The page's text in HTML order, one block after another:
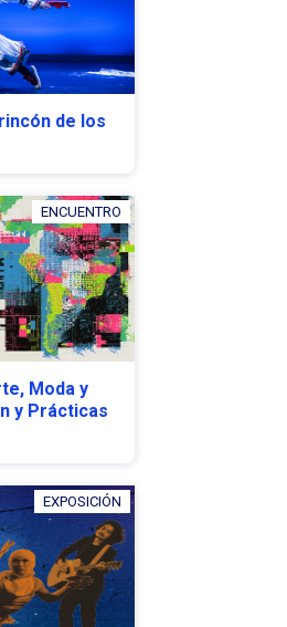
de los
ENCUENTRO
Moda y
y Prácticas
EXPOSICIÓN